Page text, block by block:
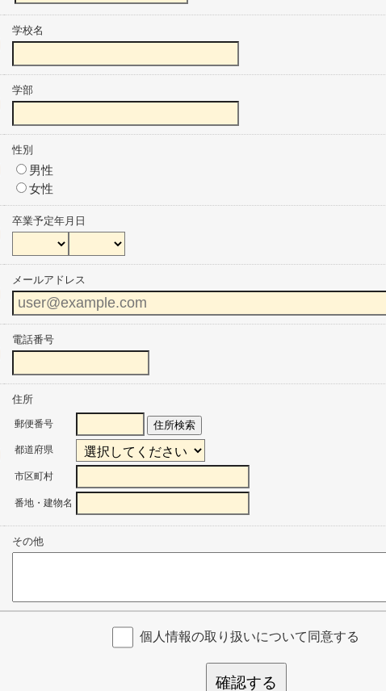
学校名
学部
性別
男性
女性
卒業予定年月日
メールアドレス
電話番号
住所
郵便番号 住所検索
都道府県
市区町村
番地・建物名
その他
個人情報の取り扱いについて同意する
確認する